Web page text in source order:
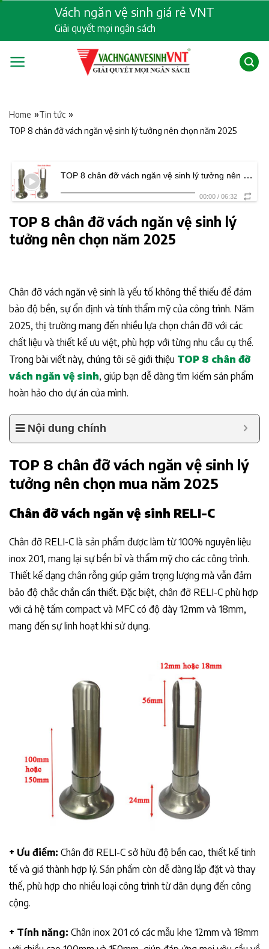
content
Vách ngăn vệ sinh giá rẻ VNT
Giải quyết mọi ngân sách
Home »Tin tức »
TOP 8 chân đỡ vách ngăn vệ sinh lý tưởng nên chọn năm 2025
TOP 8 chân đỡ vách ngăn vệ sinh lý tưởng nên chọn năm 2025
00:00 / 06:32
TOP 8 chân đỡ vách ngăn vệ sinh lý
tưởng nên chọn năm 2025
Chân đỡ vách ngăn vệ sinh là yếu tố không thể thiếu để đảm
bảo độ bền, sự ổn định và tính thẩm mỹ của công trình. Năm
2025, thị trường mang đến nhiều lựa chọn chân đỡ với các
chất liệu và thiết kế ưu việt, phù hợp với từng nhu cầu cụ thể.
Trong bài viết này, chúng tôi sẽ giới thiệu TOP 8 chân đỡ
vách ngăn vệ sinh, giúp bạn dễ dàng tìm kiếm sản phẩm
hoàn hảo cho dự án của mình.
Nội dung chính
TOP 8 chân đỡ vách ngăn vệ sinh lý
tưởng nên chọn mua năm 2025
Chân đỡ vách ngăn vệ sinh RELI-C
Chân đỡ RELI-C là sản phẩm được làm từ 100% nguyên liệu
inox 201, mang lại sự bền bỉ và thẩm mỹ cho các công trình.
Thiết kế dạng chân rỗng giúp giảm trọng lượng mà vẫn đảm
bảo độ chắc chắn cần thiết. Đặc biệt, chân đỡ RELI-C phù hợp
với cả hệ tấm compact và MFC có độ dày 12mm và 18mm,
mang đến sự linh hoạt khi sử dụng.
+ Ưu điểm: Chân đỡ RELI-C sở hữu độ bền cao, thiết kế tinh
tế và giá thành hợp lý. Sản phẩm còn dễ dàng lắp đặt và thay
thế, phù hợp cho nhiều loại công trình từ dân dụng đến công
cộng.
+ Tính năng: Chân inox 201 có các mẫu khe 12mm và 18mm